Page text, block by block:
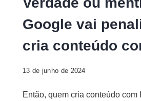
cria
conteúdo
Google vai
cria conteúdo
13 de junho de 2024
Então, quem cria conteúdo com